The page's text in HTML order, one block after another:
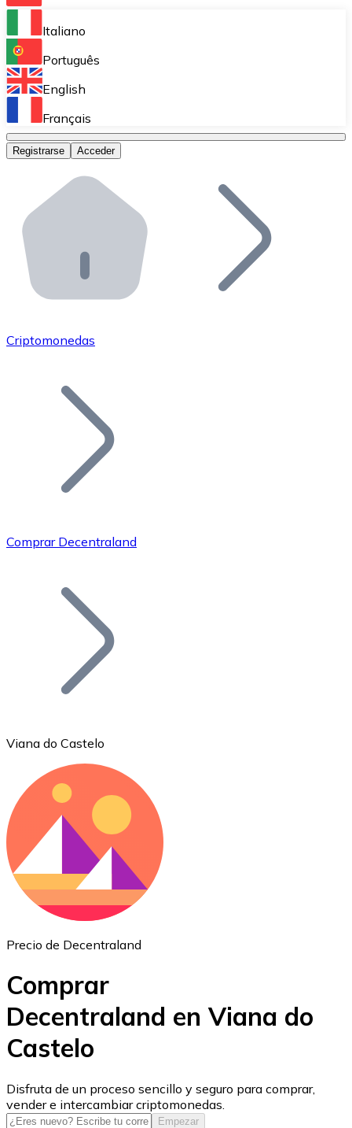
Bitnovo Ramp
Integra nuestra solución en tu plataforma.
Bitnovo Giftcards
Bitnovo OTC
Bitnovo ATM
Integra un ATM Bitnovo en tu negocio y permite que
Bitnovo API
Integra nuestra API en tu ecosistema.
Únete a nuestra red de distribuidores.
Añade tu proyecto a nuestro ecosistema.
Bitcoin
Ethereum
USD Coin
USDC
Italiano
Português
English
Français
Registrarse Acceder
Criptomonedas
Comprar Decentraland
Viana do Castelo
Precio de Decentraland
Comprar
Decentraland en Viana do
Castelo
Disfruta de un proceso sencillo y seguro para comprar,
vender e intercambiar criptomonedas.
Empezar